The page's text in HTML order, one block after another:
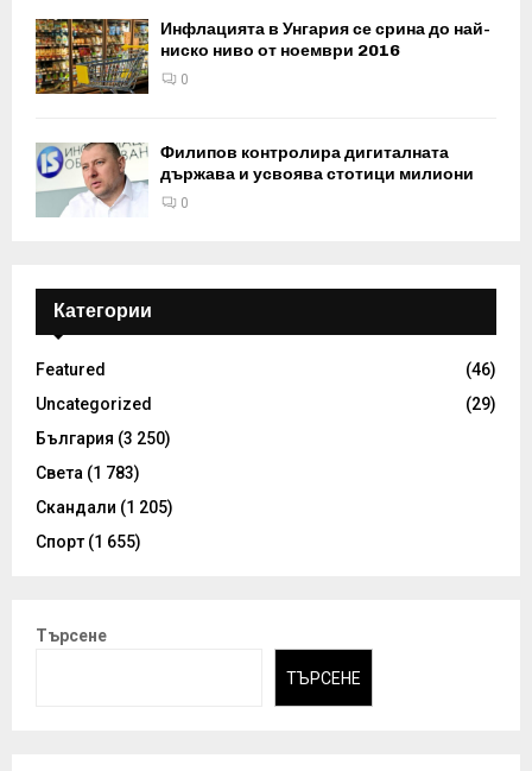
Инфлацията в Унгария се срина до най-
ниско ниво от ноември 2016
0
Филипов контролира дигиталната
държава и усвоява стотици милиони
0
Категории
Featured
(46)
Uncategorized
(29)
България (3 250)
Света (1 783)
Скандали (1 205)
Спорт (1 655)
Търсене
ТЪРСЕНЕ